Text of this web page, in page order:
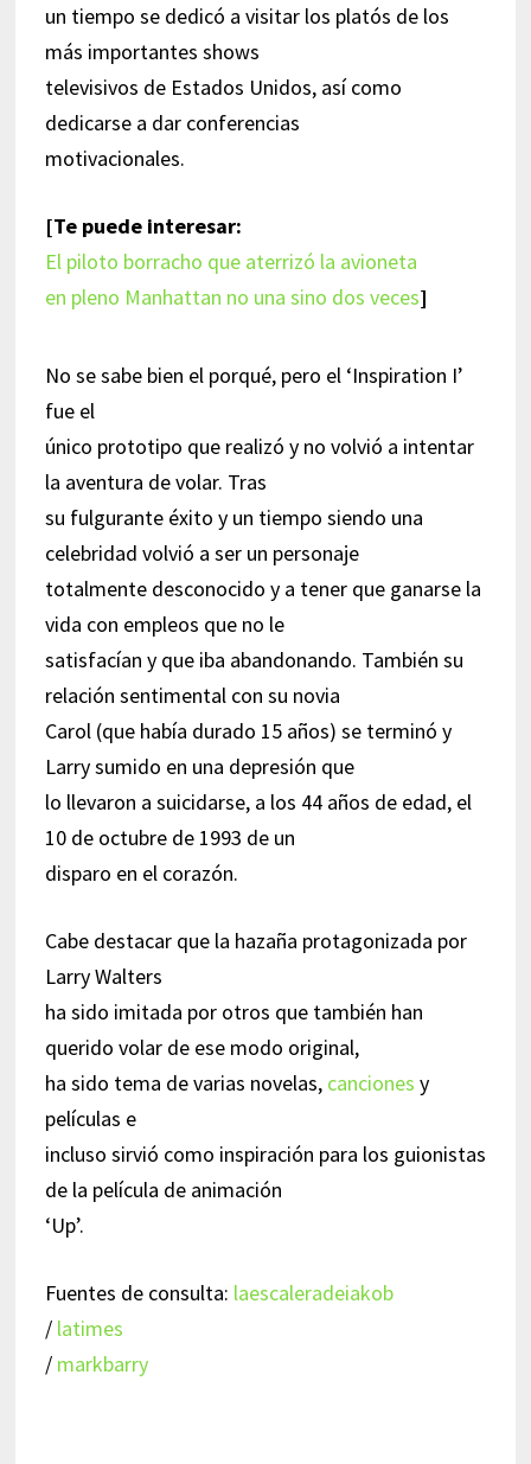
un tiempo se dedicó a visitar los platós de los
más importantes shows
televisivos de Estados Unidos, así como
dedicarse a dar conferencias
motivacionales.
[Te puede interesar:
El piloto borracho que aterrizó la avioneta
en pleno Manhattan no una sino dos veces]
No se sabe bien el porqué, pero el ‘Inspiration I’
fue el
único prototipo que realizó y no volvió a intentar
la aventura de volar. Tras
su fulgurante éxito y un tiempo siendo una
celebridad volvió a ser un personaje
totalmente desconocido y a tener que ganarse la
vida con empleos que no le
satisfacían y que iba abandonando. También su
relación sentimental con su novia
Carol (que había durado 15 años) se terminó y
Larry sumido en una depresión que
lo llevaron a suicidarse, a los 44 años de edad, el
10 de octubre de 1993 de un
disparo en el corazón.
Cabe destacar que la hazaña protagonizada por
Larry Walters
ha sido imitada por otros que también han
querido volar de ese modo original,
ha sido tema de varias novelas, canciones y
películas e
incluso sirvió como inspiración para los guionistas
de la película de animación
‘Up’.
Fuentes de consulta: laescaleradeiakob
/ latimes
/ markbarry